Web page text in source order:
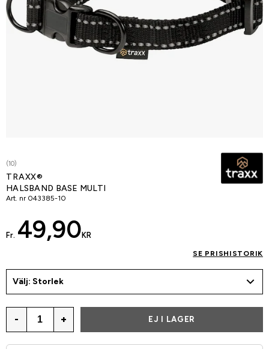
(10)
TRAXX®
HALSBAND BASE MULTI
Art. nr 043385-10
Fr. 49,90 KR
SE PRISHISTORIK
Välj: Storlek
- + EJ I LAGER